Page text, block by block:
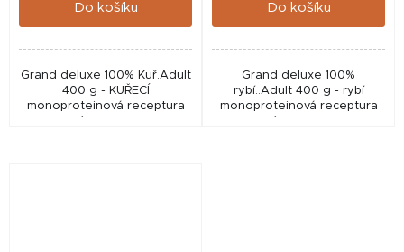
Do košíku
Grand deluxe 100% Kuř.Adult
400 g - KUŘECÍ
monoproteinová receptura
Do košíku
Grand deluxe 100%
rybí..Adult 400 g - rybí
monoproteinová receptura